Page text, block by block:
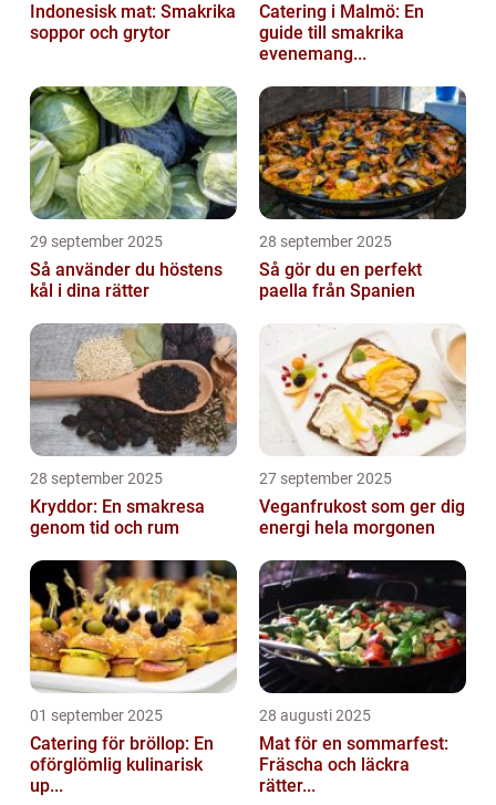
Indonesisk mat: Smakrika
soppor och grytor
Catering i Malmö: En
guide till smakrika
evenemang...
29 september 2025
Så använder du höstens
kål i dina rätter
28 september 2025
Så gör du en perfekt
paella från Spanien
28 september 2025
Kryddor: En smakresa
genom tid och rum
27 september 2025
Veganfrukost som ger dig
energi hela morgonen
01 september 2025
Catering för bröllop: En
oförglömlig kulinarisk
up...
28 augusti 2025
Mat för en sommarfest:
Fräscha och läckra
rätter...